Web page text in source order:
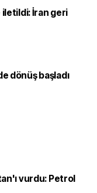
iletildi: İran geri
dönüş başladı
vurdu: Petrol